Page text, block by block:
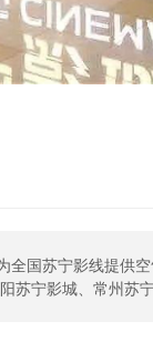
全国苏宁影线提供
苏宁影城、常州苏